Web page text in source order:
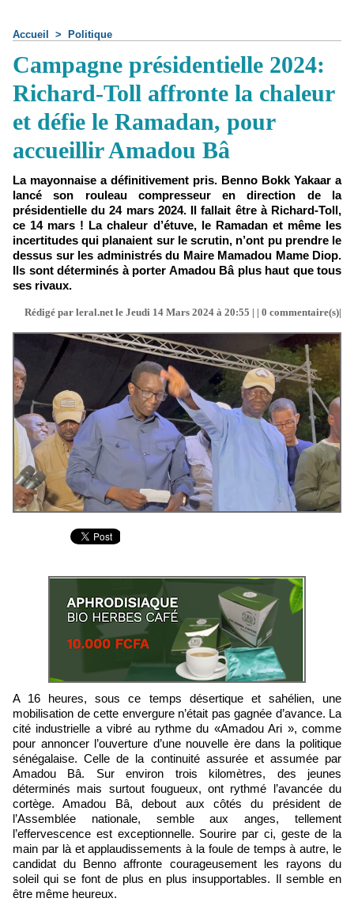
Accueil > Politique
Campagne présidentielle 2024:
Richard-Toll affronte la chaleur
et défie le Ramadan, pour
accueillir Amadou Bâ
La mayonnaise a définitivement pris. Benno Bokk Yakaar a
lancé son rouleau compresseur en direction de la
présidentielle du 24 mars 2024. Il fallait être à Richard-Toll,
ce 14 mars ! La chaleur d’étuve, le Ramadan et même les
incertitudes qui planaient sur le scrutin, n’ont pu prendre le
dessus sur les administrés du Maire Mamadou Mame Diop.
Ils sont déterminés à porter Amadou Bâ plus haut que tous
ses rivaux.
Rédigé par leral.net le Jeudi 14 Mars 2024 à 20:55 | | 0 commentaire(s)|
A 16 heures, sous ce temps désertique et sahélien, une
mobilisation de cette envergure n’était pas gagnée d’avance. La
cité industrielle a vibré au rythme du «Amadou Ari », comme
pour annoncer l’ouverture d’une nouvelle ère dans la politique
sénégalaise. Celle de la continuité assurée et assumée par
Amadou Bâ. Sur environ trois kilomètres, des jeunes
déterminés mais surtout fougueux, ont rythmé l’avancée du
cortège. Amadou Bâ, debout aux côtés du président de
l’Assemblée nationale, semble aux anges, tellement
l’effervescence est exceptionnelle. Sourire par ci, geste de la
main par là et applaudissements à la foule de temps à autre, le
candidat du Benno affronte courageusement les rayons du
soleil qui se font de plus en plus insupportables. Il semble en
être même heureux.